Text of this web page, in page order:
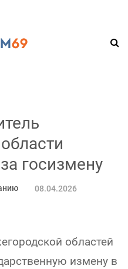
госизмену
08.04.2026
областей
измену в